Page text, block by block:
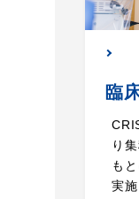
臨
り
も
実施